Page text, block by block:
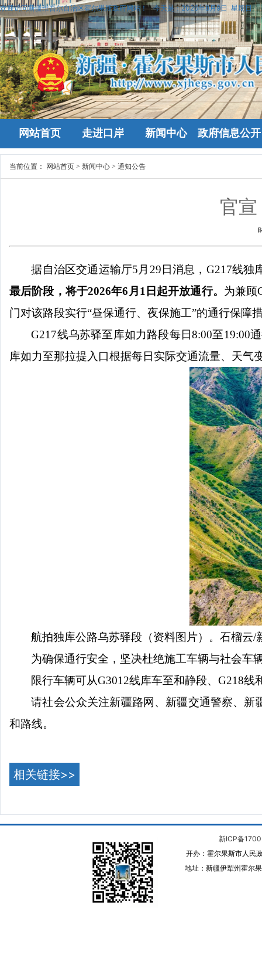
欢迎访问新疆维吾尔自治区霍尔果斯政府网站！ 今天是：2026年8月9日 星期日
网站首页 走进口岸 新闻中心 政府信息公开
当前位置： 网站首页 > 新闻中心 > 通知公告
官
据自治区交通运输厅5 月 29 日消息， G217线独
最后阶段，将于2026年6 月 1 日起开放通行。 为兼顾
门对该路段实行“昼保通行、夜保施工”的通行保障
G217线乌苏驿至库如力路段每日8:00至19:00
库如力至那拉提入口根据每日实际交通流量、天气
航拍独库公路乌苏驿段（资料图片）。石榴云/
为确保通行安全，坚决杜绝施工车辆与社会车
限行车辆可从G3012线库车至和静段、G218
请社会公众关注新疆路网、新疆交通警察、
和路线。
相关链接>>
新ICP备
开办：霍尔果斯市人民
地址：新疆伊犁州霍